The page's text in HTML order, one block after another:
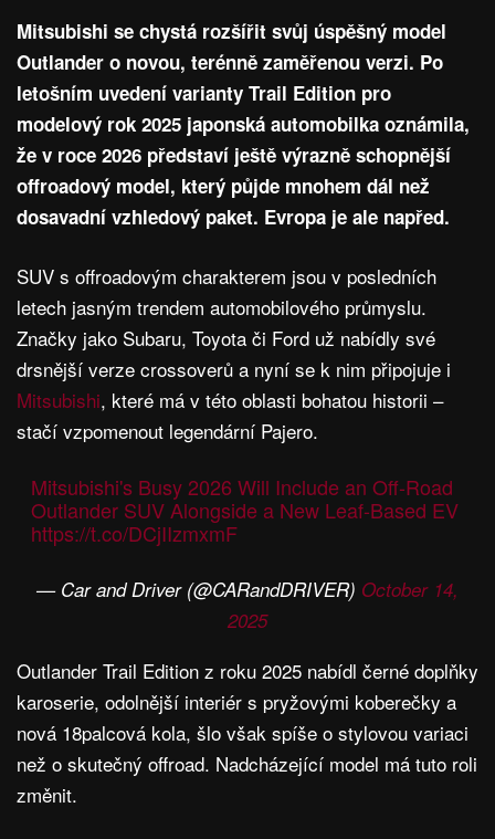
Mitsubishi se chystá rozšířit svůj úspěšný model
Outlander o novou, terénně zaměřenou verzi. Po
letošním uvedení varianty Trail Edition pro
modelový rok 2025 japonská automobilka oznámila,
že v roce 2026 představí ještě výrazně schopnější
offroadový model, který půjde mnohem dál než
dosavadní vzhledový paket. Evropa je ale napřed.
SUV s offroadovým charakterem jsou v posledních
letech jasným trendem automobilového průmyslu.
Značky jako Subaru, Toyota či Ford už nabídly své
drsnější verze crossoverů a nyní se k nim připojuje i
Mitsubishi, které má v této oblasti bohatou historii –
stačí vzpomenout legendární Pajero.
Mitsubishi's Busy 2026 Will Include an Off-Road
Outlander SUV Alongside a New Leaf-Based EV
https://t.co/DCjIIzmxmF
— Car and Driver (@CARandDRIVER) October 14,
2025
Outlander Trail Edition z roku 2025 nabídl černé doplňky
karoserie, odolnější interiér s pryžovými koberečky a
nová 18palcová kola, šlo však spíše o stylovou variaci
než o skutečný offroad. Nadcházející model má tuto roli
změnit.